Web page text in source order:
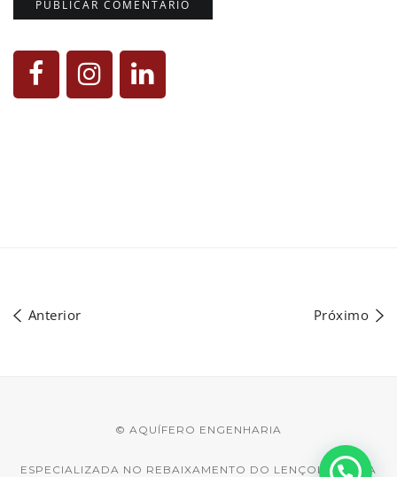
Anterior Próximo
© AQUÍFERO ENGENHARIA
ESPECIALIZADA NO REBAIXAMENTO DO LENÇOL D'ÁGUA